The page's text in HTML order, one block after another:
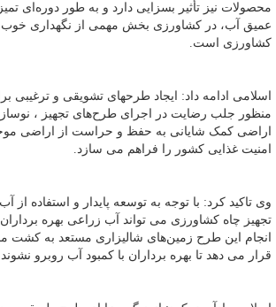
محصولات نیز تأثیر بسزایی دارد و به طور دوره‌ای
عمیق آب، در کشاورزی بخش مهمی از نگهداری خوب
کشاورزی است.
اسلامی ادامه داد: ایجاد طرحهای تشویقی و ترغیبی
منظور جلب رضایت در اجرای طرح‌های تجهیز ،
اراضی کمک شایانی به حفظ و حراست از اراضی
امنیت غذایی کشور را فراهم می سازد.
وی تاکید کرد: با توجه به توسعه پایدار و استفاده از
تجهیز چاه کشاورزی می تواند آب زراعی بهره برداران
انجام این طرح زمین‌های شالیزاری مستعد به
قرار می دهد تا بهره برداران با کمبود آب روبرو